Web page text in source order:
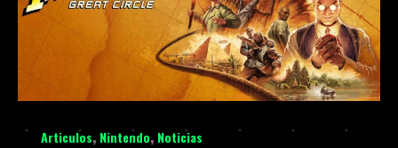
Articulos, Nintendo, Noticias